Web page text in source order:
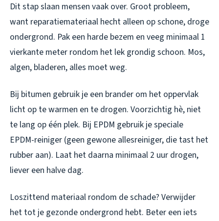
Dit stap slaan mensen vaak over. Groot probleem,
want reparatiemateriaal hecht alleen op schone, droge
ondergrond. Pak een harde bezem en veeg minimaal 1
vierkante meter rondom het lek grondig schoon. Mos,
algen, bladeren, alles moet weg.
Bij bitumen gebruik je een brander om het oppervlak
licht op te warmen en te drogen. Voorzichtig hè, niet
te lang op één plek. Bij EPDM gebruik je speciale
EPDM-reiniger (geen gewone allesreiniger, die tast het
rubber aan). Laat het daarna minimaal 2 uur drogen,
liever een halve dag.
Loszittend materiaal rondom de schade? Verwijder
het tot je gezonde ondergrond hebt. Beter een iets